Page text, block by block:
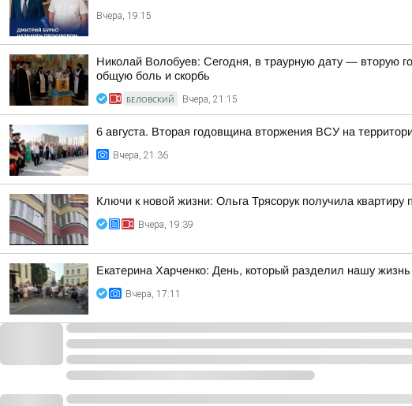
Вчера, 19:15
Николай Волобуев: Сегодня, в траурную дату — вторую
общую боль и скорбь
БЕЛОВСКИЙ Вчера, 21:15
6 августа. Вторая годовщина вторжения ВСУ на
Вчера, 21:36
Ключи к новой жизни: Ольга Трясорук получила
Вчера, 19:39
Екатерина Харченко: День, который разделил нашу
Вчера, 17:11